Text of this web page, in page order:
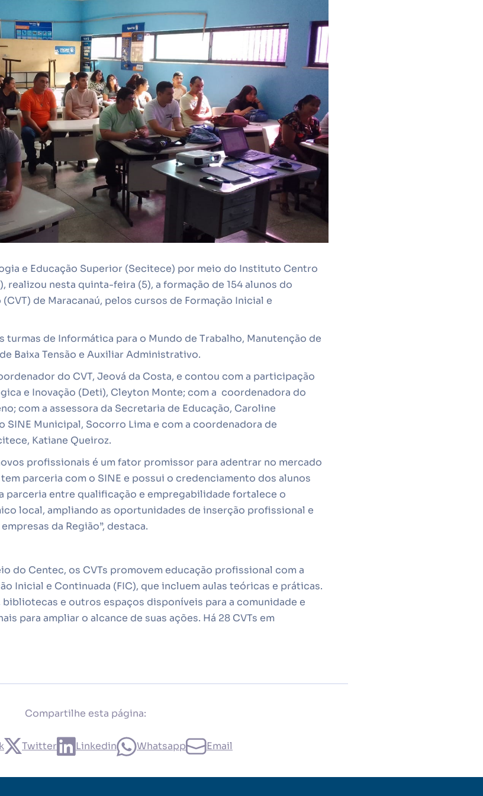
e Educação Superior (Secitece) por meio do Instituto Centro
realizou nesta quinta-feira (5), a formação de 154 alunos do
de Maracanaú, pelos cursos de Formação Inicial e
turmas de Informática para o Mundo de Trabalho, Manutenção de
Baixa Tensão e Auxiliar Administrativo.
do CVT, Jeová da Costa, e contou com a participação
e Inovação (Deti), Cleyton Monte; com a coordenadora do
com a assessora da Secretaria de Educação, Caroline
SINE Municipal, Socorro Lima e com a coordenadora de
Katiane Queiroz.
profissionais é um fator promissor para adentrar no mercado
parceria com o SINE e possui o credenciamento dos alunos
parceria entre qualificação e empregabilidade fortalece o
local, ampliando as oportunidades de inserção profissional e
da Região”, destaca.
do Centec, os CVTs promovem educação profissional com a
Inicial e Continuada (FIC), que incluem aulas teóricas e práticas.
e outros espaços disponíveis para a comunidade e
para ampliar o alcance de suas ações. Há 28 CVTs em
Compartilhe esta página:
Twitter Linkedin Whatsapp Email